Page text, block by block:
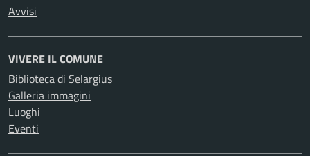
Avvisi
VIVERE IL COMUNE
Biblioteca di Selargius
Galleria immagini
Luoghi
Eventi